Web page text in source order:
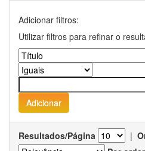
Adicionar filtros:
Utilizar filtros para refinar o
Resultados/Página |